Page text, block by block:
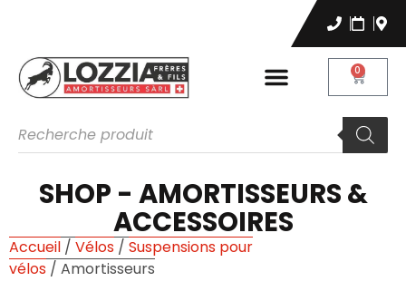
0
SHOP - AMORTISSEURS &
ACCESSOIRES
Accueil / Vélos / Suspensions pour
vélos / Amortisseurs